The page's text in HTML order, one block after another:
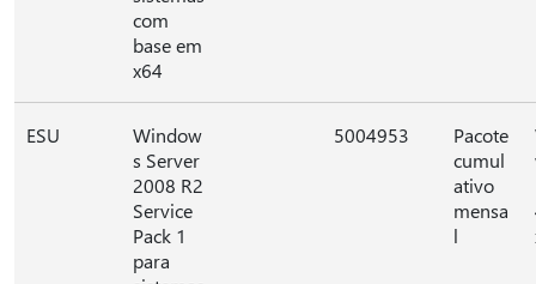
com
base em
x64
ESU
Window
s Server
2008 R2
Service
Pack 1
para
5004953
Pacote
cumul
ativo
mensa
l